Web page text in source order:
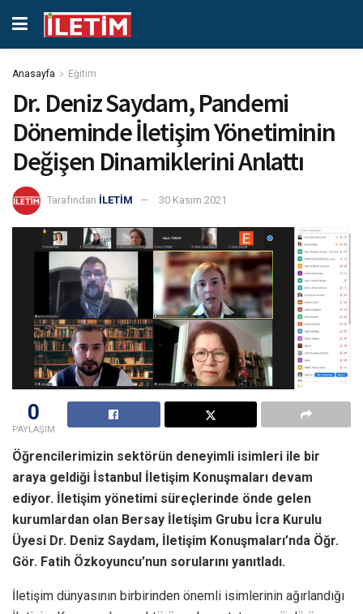
Anasayfa Eğitim
Dr. Deniz Saydam, Pandemi
Döneminde İletişim Yönetiminin
Değişen Dinamiklerini Anlattı
Tarafından İLETİM 30 Kasım 2021
0
PAYLAŞIM
Öğrencilerimizin sektörün deneyimli isimleri ile bir
araya geldiği İstanbul İletişim Konuşmaları devam
ediyor. İletişim yönetimi süreçlerinde önde gelen
kurumlardan olan Bersay İletişim Grubu İcra Kurulu
Üyesi Dr. Deniz Saydam, İletişim Konuşmaları’nda Öğr.
Gör. Fatih Özkoyuncu’nun sorularını yanıtladı.
İletişim dünyasının birbirinden önemli isimlerinin ağırlandığı